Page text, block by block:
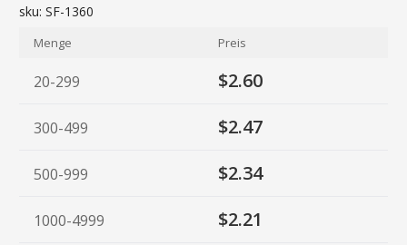
sku: SF-1360
Menge Preis
20-299 $2.60
300-499 $2.47
500-999 $2.34
1000-4999 $2.21